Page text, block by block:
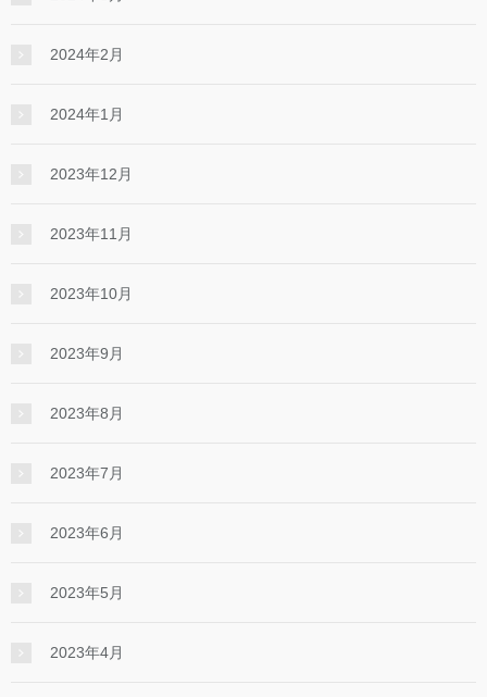
2024年2月
2024年1月
2023年12月
2023年11月
2023年10月
2023年9月
2023年8月
2023年7月
2023年6月
2023年5月
2023年4月